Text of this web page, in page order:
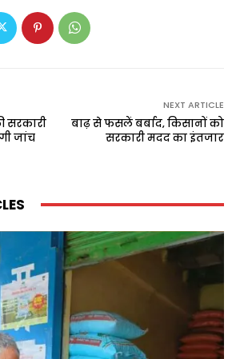
सरकारी
जांच
NEXT ARTICLE
बाढ़ से फसलें बर्बाद‚ किसानों को
सरकारी मदद का इंतजार